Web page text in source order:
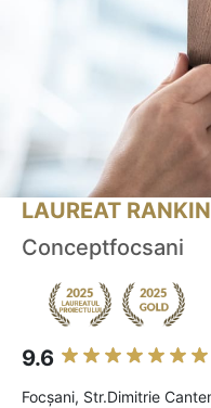
LAUREAT
Conceptfocsani
9.6
Focşani, Str.Dimitrie